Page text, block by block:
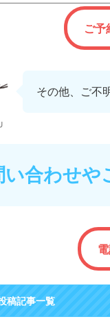
ご
その他、ご不
い合わせや
稿記事一覧